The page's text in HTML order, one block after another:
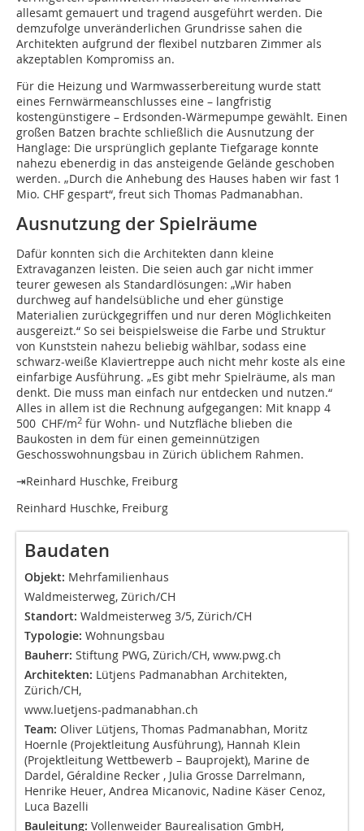
allesamt gemauert und tragend ausgeführt werden. Die
demzufolge unveränderlichen Grundrisse sahen die
Architekten aufgrund der flexibel nutzbaren Zimmer als
akzeptablen Kompromiss an.
Für die Heizung und Warmwasserbereitung wurde statt
eines Fernwärmeanschlusses eine – langfristig
kostengünstigere – Erdsonden-Wärmepumpe gewählt. Einen
großen Batzen brachte schließlich die Ausnutzung der
Hanglage: Die ursprünglich geplante Tiefgarage konnte
nahezu ebenerdig in das ansteigende Gelände geschoben
werden. „Durch die Anhebung des Hauses haben wir fast 1
Mio. CHF gespart“, freut sich Thomas Padmanabhan.
Ausnutzung der Spielräume
Dafür konnten sich die Architekten dann kleine
Extravaganzen leisten. Die seien auch gar nicht immer
teurer gewesen als Standardlösungen: „Wir haben
durchweg auf handelsübliche und eher günstige
Materialien zurückgegriffen und nur deren Möglichkeiten
ausgereizt.“ So sei beispielsweise die Farbe und Struktur
von Kunststein nahezu beliebig wählbar, sodass eine
schwarz-weiße Klaviertreppe auch nicht mehr koste als eine
einfarbige Ausführung. „Es gibt mehr Spielräume, als man
denkt. Die muss man einfach nur entdecken und nutzen.“
Alles in allem ist die Rechnung aufgegangen: Mit knapp 4
500 CHF/m2 für Wohn- und Nutzfläche blieben die
Baukosten in dem für einen gemeinnützigen
Geschosswohnungsbau in Zürich üblichem Rahmen.
⇥Reinhard Huschke, Freiburg
Reinhard Huschke, Freiburg
Baudaten
Objekt: Mehrfamilienhaus
Waldmeisterweg, Zürich/CH
Standort: Waldmeisterweg 3/5, Zürich/CH
Typologie: Wohnungsbau
Bauherr: Stiftung PWG, Zürich/CH, www.pwg.ch
Architekten: Lütjens Padmanabhan Architekten,
Zürich/CH,
www.luetjens-padmanabhan.ch
Team: Oliver Lütjens, Thomas Padmanabhan, Moritz
Hoernle (Projektleitung Ausführung), Hannah Klein
(Projektleitung Wettbewerb – Bauprojekt), Marine de
Dardel, Géraldine Recker , Julia Grosse Darrelmann,
Henrike Heuer, Andrea Micanovic, Nadine Käser Cenoz,
Luca Bazelli
Bauleitung: Vollenweider Baurealisation GmbH,